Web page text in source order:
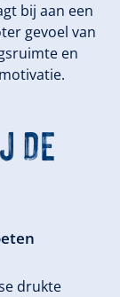
bij aan een
gevoel van
en
DE
drukte